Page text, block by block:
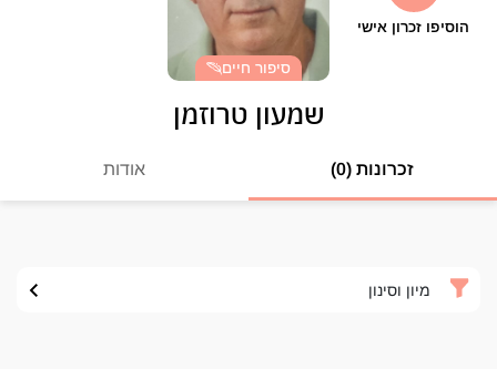
הוסיפו זכרון אישי
סיפור חיים
שמעון טרוזמן
זכרונות (0) אודות
מיון וסינון